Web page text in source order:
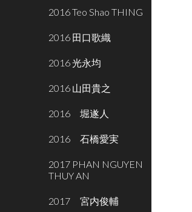
2016 Teo Shao THING
2016 田口歌織
2016 光永均
2016 山田貴之
2016 堀遂人
2016 石橋愛実
2017 PHAN NGUYEN
THUY AN
2017 宮内俊輔